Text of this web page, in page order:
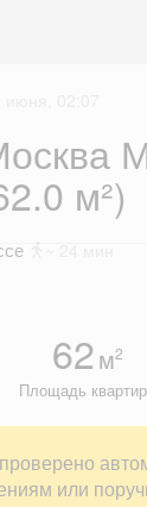
м²)
62 м2
Площадь
или